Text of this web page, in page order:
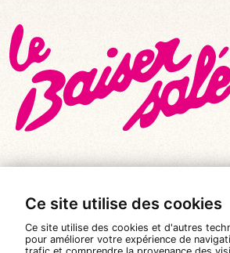
Ce site utilise des cookies
Ce site utilise des cookies et d'autres
pour améliorer votre expérience de
© Tous droits réservés 2026 |
Le Baiser
Mentions légales